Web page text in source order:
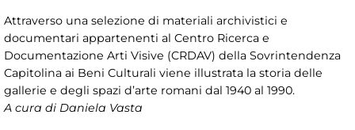
Attraverso una selezione di materiali archivistici e
documentari appartenenti al Centro Ricerca e
Documentazione Arti Visive (CRDAV) della Sovrintendenza
Capitolina ai Beni Culturali viene illustrata la storia delle
gallerie e degli spazi d’arte romani dal 1940 al 1990.
A cura di Daniela Vasta